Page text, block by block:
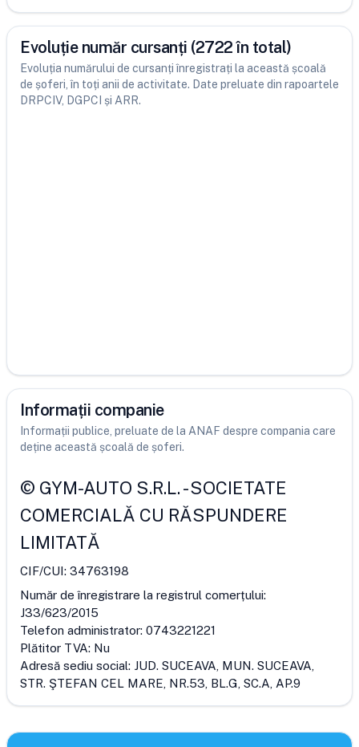
Evoluție număr cursanți (2722 în total)
Evoluția numărului de cursanți înregistrați la această școală
de șoferi, în toți anii de activitate. Date preluate din rapoartele
DRPCIV, DGPCI și ARR.
Informații companie
Informații publice, preluate de la ANAF despre compania care
deține această școală de șoferi.
© GYM-AUTO S.R.L.-SOCIETATE
COMERCIALĂ CU RĂSPUNDERE
LIMITATĂ
CIF/CUI: 34763198
Număr de înregistrare la registrul comerțului:
J33/623/2015
Telefon administrator: 0743221221
Plătitor TVA: Nu
Adresă sediu social: JUD. SUCEAVA, MUN. SUCEAVA,
STR. ŞTEFAN CEL MARE, NR.53, BL.G, SC.A, AP.9